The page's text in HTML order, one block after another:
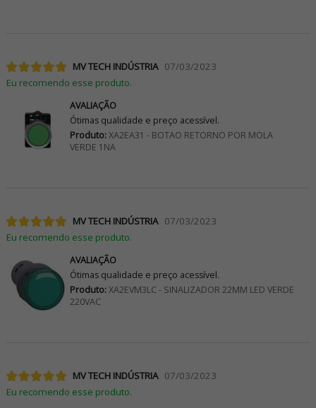
MV TECH INDÚSTRIA 07/03/2023
Eu recomendo esse produto.
AVALIAÇÃO
Ótimas qualidade e preço acessível.
Produto:XA2EA31 - BOTAO RETORNO POR MOLA
VERDE 1NA
MV TECH INDÚSTRIA 07/03/2023
Eu recomendo esse produto.
AVALIAÇÃO
Ótimas qualidade e preço acessível.
Produto:XA2EVM3LC - SINALIZADOR 22MM LED VERDE
220VAC
MV TECH INDÚSTRIA 07/03/2023
Eu recomendo esse produto.